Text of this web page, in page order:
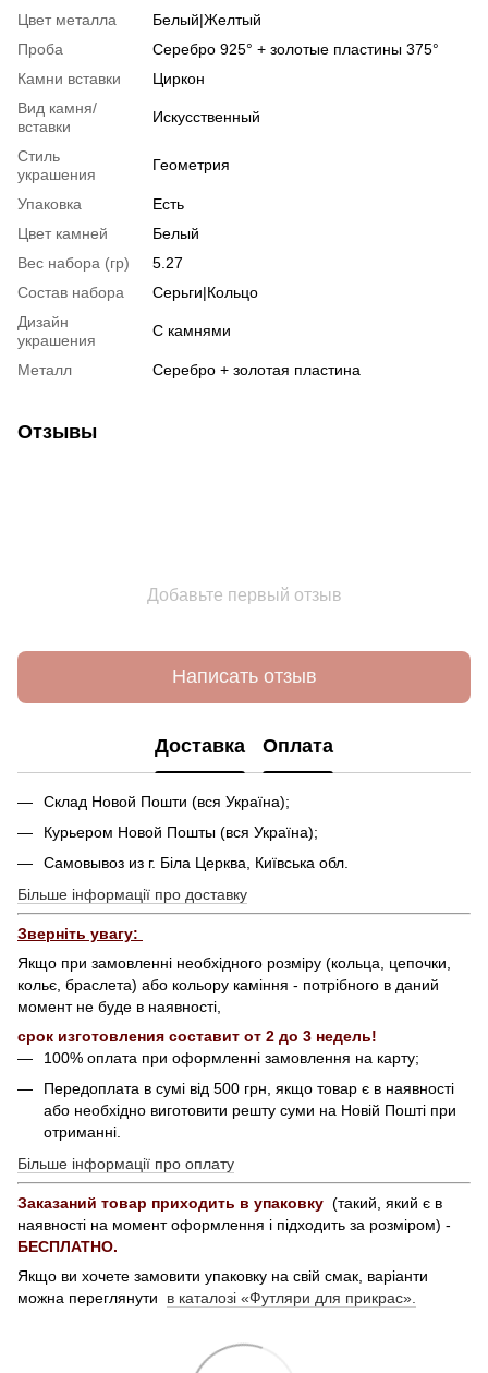
Цвет металла
Белый|Желтый
Проба
Серебро 925° + золотые пластины 375°
Камни вставки
Циркон
Вид камня/
вставки
Искусственный
Стиль
украшения
Геометрия
Упаковка
Есть
Цвет камней
Белый
Вес набора (гр)
5.27
Состав набора
Серьги|Кольцо
Дизайн
украшения
С камнями
Металл Серебро + золотая пластина
Отзывы
Добавьте первый отзыв
Написать отзыв
Доставка Оплата
Склад Новой Пошти (вся Україна);
Курьером Новой Пошты (вся Україна);
Самовывоз из г. Біла Церква, Київська обл.
Більше інформації про доставку
Зверніть увагу:
Якщо при замовленні необхідного розміру (кольца, цепочки,
кольє, браслета) або кольору каміння - потрібного в даний
момент не буде в наявності,
срок изготовления составит от 2 до 3 недель!
100% оплата при оформленні замовлення на карту;
Передоплата в сумі від 500 грн, якщо товар є в наявності
або необхідно виготовити решту суми на Новій Пошті при
отриманні.
Більше інформації про оплату
Заказаний товар приходить в упаковку (такий, який є в
наявності на момент оформлення і підходить за розміром) -
БЕСПЛАТНО.
Якщо ви хочете замовити упаковку на свій смак, варіанти
можна переглянути в каталозі «Футляри для прикрас».